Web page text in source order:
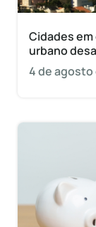
Cidades
urbano
4 de agosto